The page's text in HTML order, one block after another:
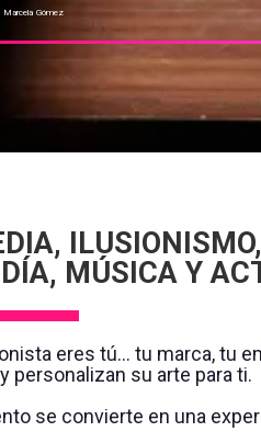
Gómez
ILUSIONISMO,
MÚSICA Y
eres tú... tu marca, tu
personalizan su arte para ti.
se convierte en una